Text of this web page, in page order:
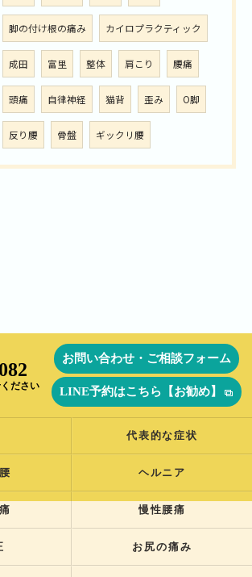
脚の付け根の痛み カイロプラクティック
成田 富里 整体 肩こり 腰痛
頭痛 自律神経 猫背 歪み O脚
反り腰 骨盤 ギックリ腰
ださい
お問い合わせ・ご相談フォーム
LINE予約はこちら【お勧め】
代表的な症状
ヘルニア
慢性腰痛
お尻の痛み